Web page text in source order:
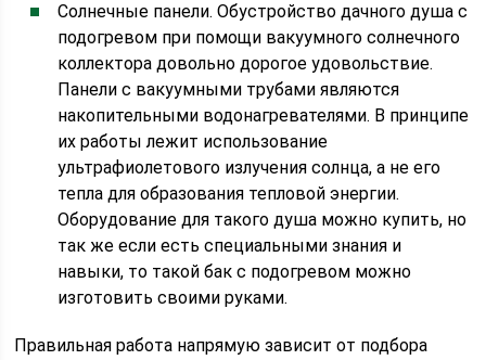
Солнечные панели. Обустройство дачного душа с
подогревом при помощи вакуумного солнечного
коллектора довольно дорогое удовольствие.
Панели с вакуумными трубами являются
накопительными водонагревателями. В принципе
их работы лежит использование
ультрафиолетового излучения солнца, а не его
тепла для образования тепловой энергии.
Оборудование для такого душа можно купить, но
так же если есть специальными знания и
навыки, то такой бак с подогревом можно
изготовить своими руками.
Правильная работа напрямую зависит от подбора